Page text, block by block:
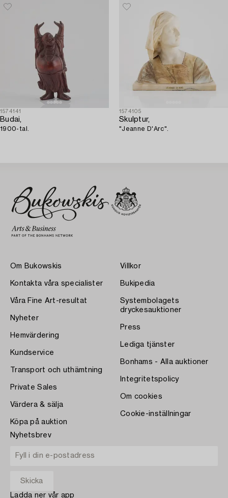
1574141
Budai,
1900-tal.
1574105
Skulptur,
"Jeanne D'Arc".
Om Bukowskis
Kontakta våra specialister
Våra Fine Art-resultat
Nyheter
Hemvärdering
Kundservice
Transport och uthämtning
Private Sales
Värdera & sälja
Köpa på auktion
Villkor
Bukipedia
Systembolagets
dryckesauktioner
Press
Lediga tjänster
Bonhams - Alla auktioner
Integritetspolicy
Om cookies
Cookie-inställningar
Nyhetsbrev
Ladda ner vår app